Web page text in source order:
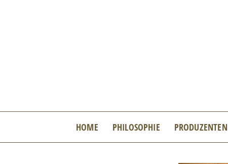
HOME PHILOSOPHIE PRODUZENTEN